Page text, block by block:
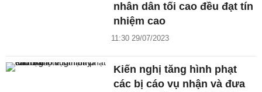
nhân dân tối cao đều đạt tín
nhiệm cao
11:30 29/07/2023
Kiến nghị tăng hình phạt
các bị cáo vụ nhận và đưa